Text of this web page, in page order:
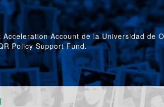
Account de la Universidad de
Policy Support Fund.